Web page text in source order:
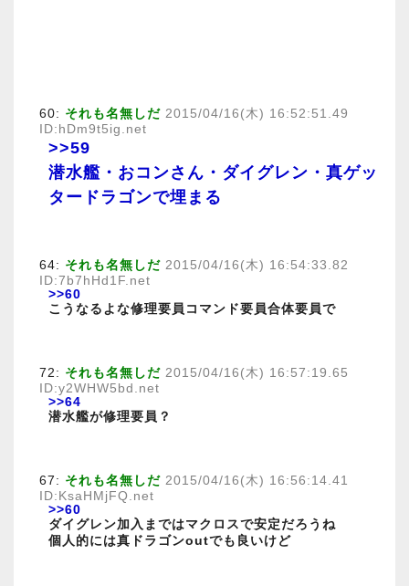
60: それも名無しだ 2015/04/16(木) 16:52:51.49
ID:hDm9t5ig.net
>>59
潜水艦・おコンさん・ダイグレン・真ゲッ
タードラゴンで埋まる
64: それも名無しだ 2015/04/16(木) 16:54:33.82
ID:7b7hHd1F.net
>>60
こうなるよな修理要員コマンド要員合体要員で
72: それも名無しだ 2015/04/16(木) 16:57:19.65
ID:y2WHW5bd.net
>>64
潜水艦が修理要員？
67: それも名無しだ 2015/04/16(木) 16:56:14.41
ID:KsaHMjFQ.net
>>60
ダイグレン加入まではマクロスで安定だろうね
個人的には真ドラゴンoutでも良いけど